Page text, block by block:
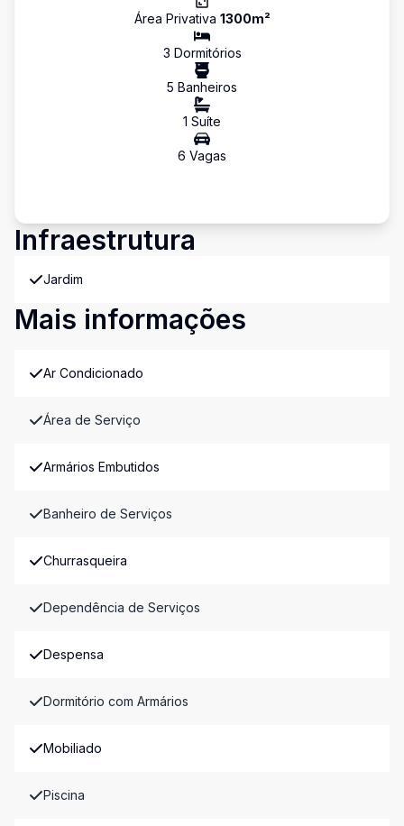
Área Privativa 1300m²
3 Dormitórios
5 Banheiros
1 Suíte
6 Vagas
Infraestrutura
Jardim
Mais informações
Ar Condicionado
Área de Serviço
Armários Embutidos
Banheiro de Serviços
Churrasqueira
Dependência de Serviços
Despensa
Dormitório com Armários
Mobiliado
Piscina